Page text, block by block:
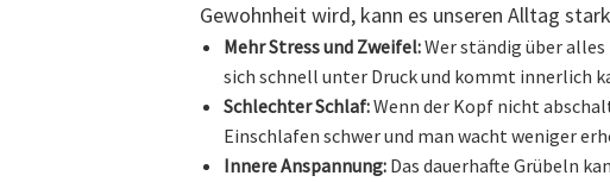
Gewohnheit wird, kann es unseren Alltag
Mehr Stress und Zweifel:Wer ständig über
sich schnell unter Druck und kommt innerlich
Schlechter Schlaf:Wenn der Kopf nicht
Einschlafen schwer und man wacht weniger
Innere Anspannung:Das dauerhafte Grübeln